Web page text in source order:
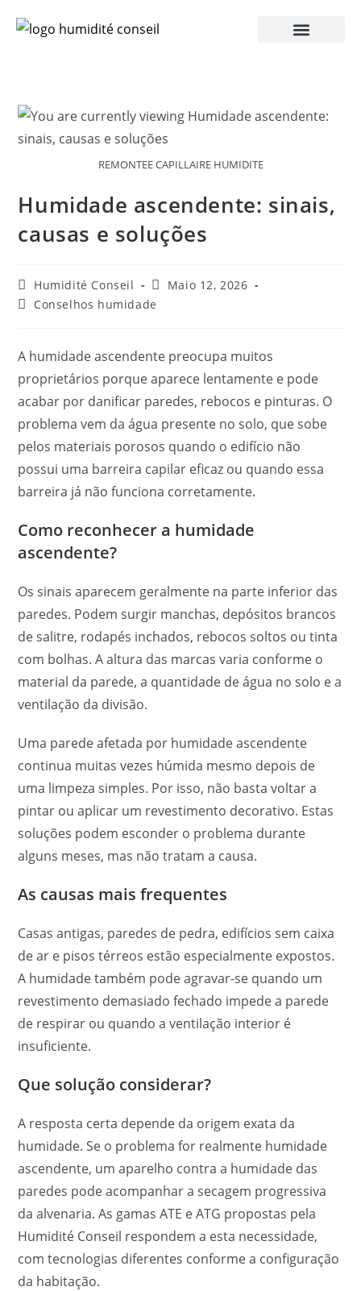
REMONTEE CAPILLAIRE HUMIDITE
Humidade ascendente: sinais,
causas e soluções
Humidité Conseil
Maio 12, 2026
Conselhos humidade
A humidade ascendente preocupa muitos
proprietários porque aparece lentamente e pode
acabar por danificar paredes, rebocos e pinturas. O
problema vem da água presente no solo, que sobe
pelos materiais porosos quando o edifício não
possui uma barreira capilar eficaz ou quando essa
barreira já não funciona corretamente.
Como reconhecer a humidade
ascendente?
Os sinais aparecem geralmente na parte inferior das
paredes. Podem surgir manchas, depósitos brancos
de salitre, rodapés inchados, rebocos soltos ou tinta
com bolhas. A altura das marcas varia conforme o
material da parede, a quantidade de água no solo e a
ventilação da divisão.
Uma parede afetada por humidade ascendente
continua muitas vezes húmida mesmo depois de
uma limpeza simples. Por isso, não basta voltar a
pintar ou aplicar um revestimento decorativo. Estas
soluções podem esconder o problema durante
alguns meses, mas não tratam a causa.
As causas mais frequentes
Casas antigas, paredes de pedra, edifícios sem caixa
de ar e pisos térreos estão especialmente expostos.
A humidade também pode agravar-se quando um
revestimento demasiado fechado impede a parede
de respirar ou quando a ventilação interior é
insuficiente.
Que solução considerar?
A resposta certa depende da origem exata da
humidade. Se o problema for realmente humidade
ascendente, um aparelho contra a humidade das
paredes pode acompanhar a secagem progressiva
da alvenaria. As gamas ATE e ATG propostas pela
Humidité Conseil respondem a esta necessidade,
com tecnologias diferentes conforme a configuração
da habitação.